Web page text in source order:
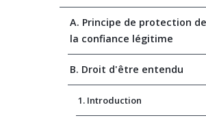
A. Principe de protection de
la confiance légitime
B. Droit d'être entendu
1. Introduction